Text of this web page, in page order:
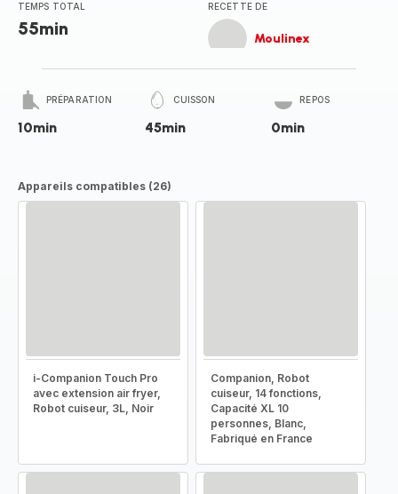
TEMPS TOTAL
55min
RECETTE DE
Moulinex
PRÉPARATION
10min
CUISSON
45min
REPOS
0min
Appareils compatibles (26)
i-Companion Touch Pro
avec extension air fryer,
Robot cuiseur, 3L, Noir
Companion, Robot
cuiseur, 14 fonctions,
Capacité XL 10
personnes, Blanc,
Fabriqué en France